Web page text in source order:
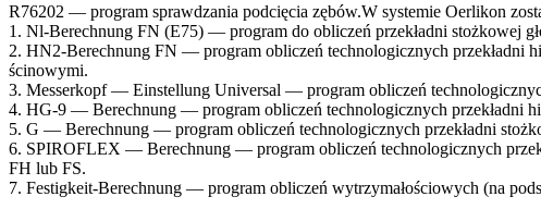
R76202 — program sprawdzania podcięcia zębów.W systemie Oerlikon
1. Nl-Berechnung FN (E75) — program do obliczeń przekładni stożkowej
2. HN2-Berechnung FN — program obliczeń technologicznych
ścinowymi.
3. Messerkopf — Einstellung Universal — program obliczeń
4. HG-9 — Berechnung — program obliczeń technologicznych przekładni
5. G — Berechnung — program obliczeń technologicznych przekładni
6. SPIROFLEX — Berechnung — program obliczeń technologicznych
FH lub FS.
7. Festigkeit-Berechnung — program obliczeń wytrzymałościowych (na